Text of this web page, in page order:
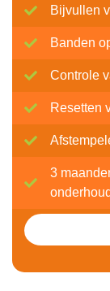
Bijvullen
Banden
Controle
Resetten
3
onderhoud